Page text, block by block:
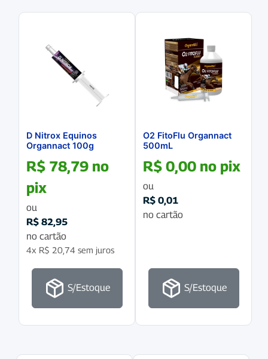
D Nitrox Equinos
Organnact 100g
R$ 78,79 no
pix
ou
R$ 82,95
no cartão
4x R$ 20,74 sem juros
S/Estoque
O2 FitoFlu Organnact
500mL
R$ 0,00 no pix
ou
R$ 0,01
no cartão
S/Estoque